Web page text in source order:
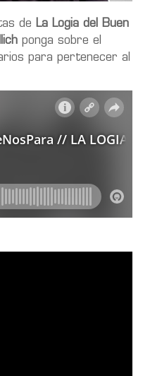
de La Logia del Buen
ponga sobre el
para pertenecer al